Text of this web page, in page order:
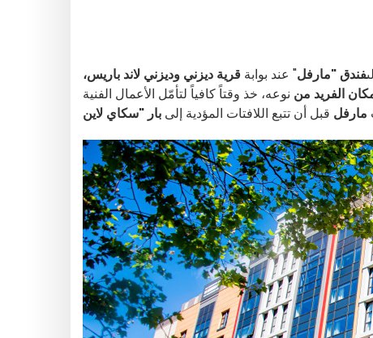
فندق "مارفل" عند بوابة قرية ديزني وديزني لاند باريس،
الفريد من نوعه، خذ وقتاً كافياً لتأمّل الأعمال الفنية
مارفل قبل أن تتبع اللافتات المؤدية إلى بار "سكاي لاين